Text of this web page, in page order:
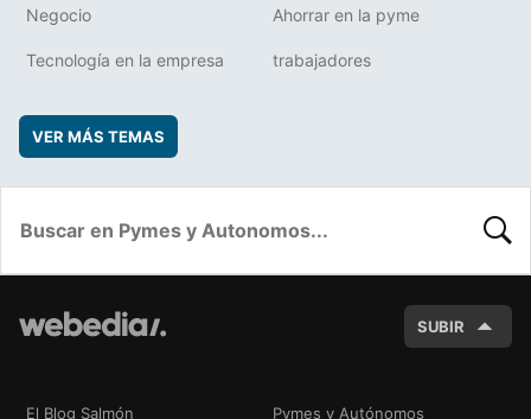
Negocio Ahorrar en la pyme
Tecnología en la empresa trabajadores
VER MÁS TEMAS
SUBIR
El Blog Salmón Pymes y Autónomos